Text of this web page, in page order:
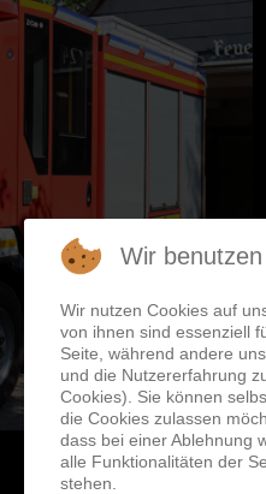
Wir
Wir nutzen Cookies auf
von ihnen sind essenziell
Seite, während andere
und die Nutzererfahrung
Cookies). Sie können
die Cookies zulassen
dass bei einer Ablehnung
alle Funktionalitäten der
stehen.